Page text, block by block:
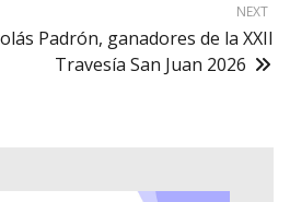
NEXT
Padrón, ganadores de la XXII
Travesía San Juan 2026